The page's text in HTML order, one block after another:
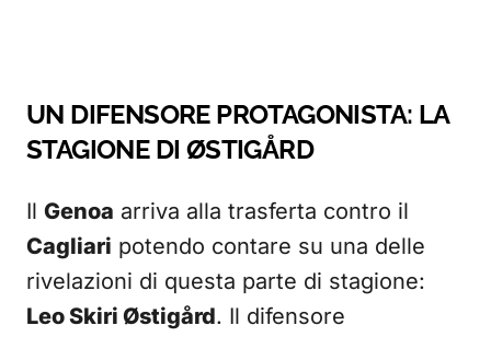
UN DIFENSORE PROTAGONISTA: LA
STAGIONE DI ØSTIGÅRD
Il Genoa arriva alla trasferta contro il
Cagliari potendo contare su una delle
rivelazioni di questa parte di stagione:
Leo Skiri Østigård. Il difensore